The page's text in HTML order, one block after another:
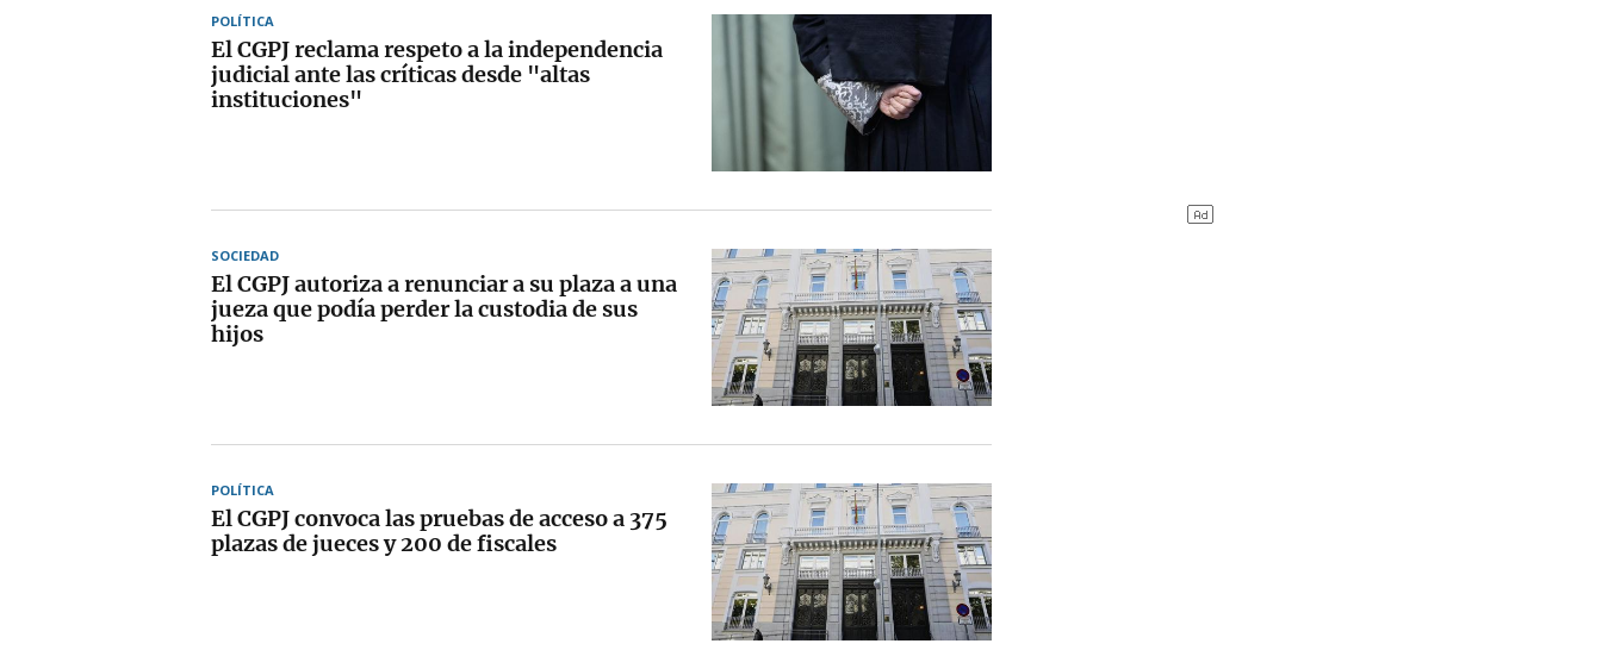
POLÍTICA
El CGPJ reclama respeto a la independencia
judicial ante las críticas desde "altas
instituciones"
SOCIEDAD
El CGPJ autoriza a renunciar a su plaza a una
jueza que podía perder la custodia de sus
hijos
POLÍTICA
El CGPJ convoca las pruebas de acceso a 375
plazas de jueces y 200 de fiscales